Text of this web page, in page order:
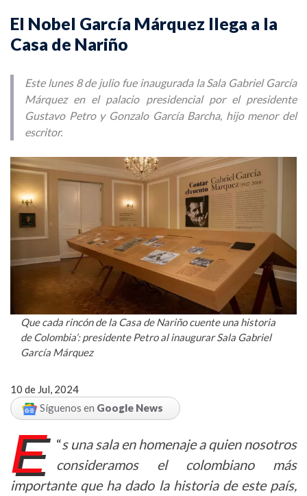
El Nobel García Márquez llega a la
Casa de Nariño
Este lunes 8 de julio fue inaugurada la Sala Gabriel García
Márquez en el palacio presidencial por el presidente
Gustavo Petro y Gonzalo García Barcha, hijo menor del
escritor.
Que cada rincón de la Casa de Nariño cuente una historia
de Colombia’: presidente Petro al inaugurar Sala Gabriel
García Márquez
10 de Jul, 2024
Síguenos en Google News
“
E
s una sala en homenaje a quien nosotros
consideramos el colombiano más
importante que ha dado la historia de este país,